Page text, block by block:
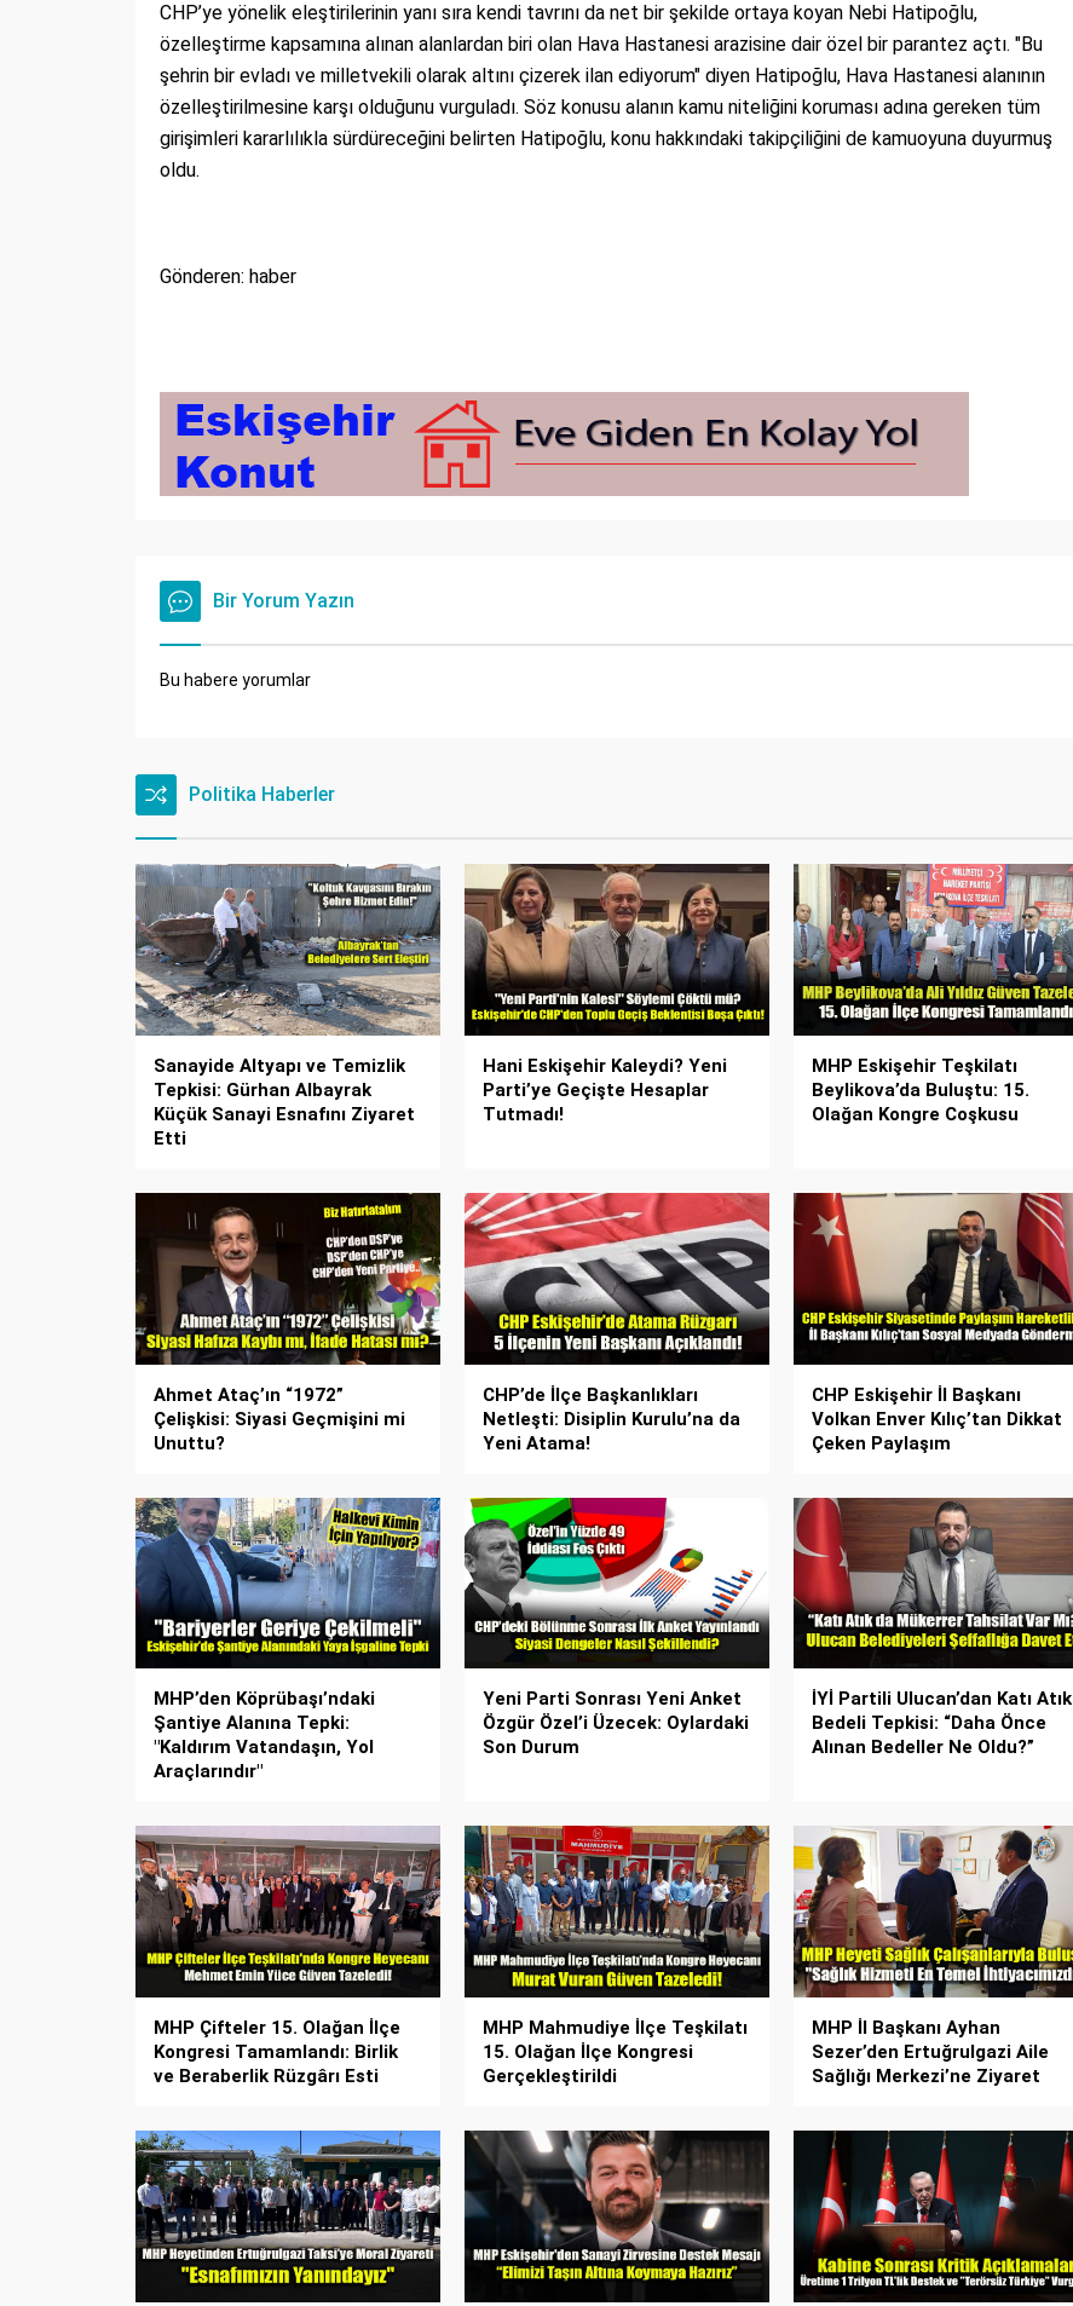
CHP’ye yönelik eleştirilerinin yanı sıra kendi tavrını da net bir şekilde ortaya koyan Nebi Hatipoğlu,
özelleştirme kapsamına alınan alanlardan biri olan Hava Hastanesi arazisine dair özel bir parantez açtı. "Bu
şehrin bir evladı ve milletvekili olarak altını çizerek ilan ediyorum" diyen Hatipoğlu, Hava Hastanesi alanının
özelleştirilmesine karşı olduğunu vurguladı. Söz konusu alanın kamu niteliğini koruması adına gereken tüm
girişimleri kararlılıkla sürdüreceğini belirten Hatipoğlu, konu hakkındaki takipçiliğini de kamuoyuna duyurmuş
oldu.
Gönderen: haber
Bir Yorum Yazın
Bu habere yorumlar
Politika Haberler
Sanayide Altyapı ve Temizlik
Tepkisi: Gürhan Albayrak
Küçük Sanayi Esnafını Ziyaret
Etti
Hani Eskişehir Kaleydi? Yeni
Parti’ye Geçişte Hesaplar
Tutmadı!
MHP Eskişehir Teşkilatı
Beylikova’da Buluştu: 15.
Olağan Kongre Coşkusu
Ahmet Ataç’ın “1972”
Çelişkisi: Siyasi Geçmişini mi
Unuttu?
CHP’de İlçe Başkanlıkları
Netleşti: Disiplin Kurulu’na da
Yeni Atama!
CHP Eskişehir İl Başkanı
Volkan Enver Kılıç’tan Dikkat
Çeken Paylaşım
MHP’den Köprübaşı’ndaki
Şantiye Alanına Tepki:
"Kaldırım Vatandaşın, Yol
Araçlarındır"
Yeni Parti Sonrası Yeni Anket
Özgür Özel’i Üzecek: Oylardaki
Son Durum
İYİ Partili Ulucan’dan Katı Atık
Bedeli Tepkisi: “Daha Önce
Alınan Bedeller Ne Oldu?”
MHP Çifteler 15. Olağan İlçe
Kongresi Tamamlandı: Birlik
ve Beraberlik Rüzgârı Esti
MHP Mahmudiye İlçe Teşkilatı
15. Olağan İlçe Kongresi
Gerçekleştirildi
MHP İl Başkanı Ayhan
Sezer’den Ertuğrulgazi Aile
Sağlığı Merkezi’ne Ziyaret